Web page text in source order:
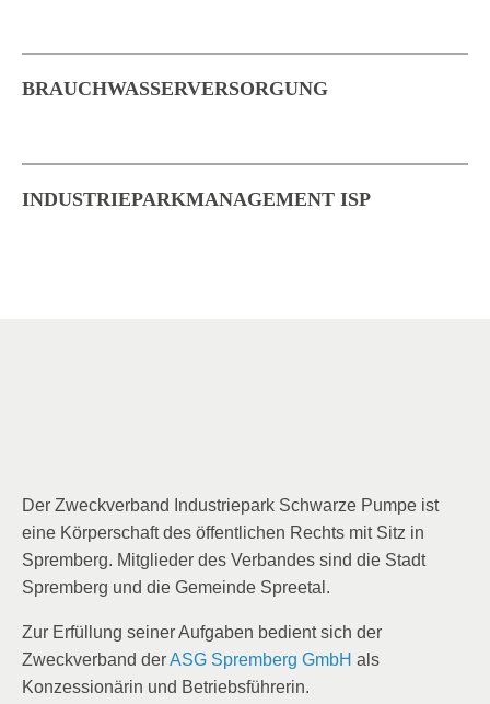
BRAUCHWASSERVERSORGUNG
INDUSTRIEPARKMANAGEMENT ISP
Der Zweckverband Industriepark Schwarze Pumpe ist
eine Körperschaft des öffentlichen Rechts mit Sitz in
Spremberg. Mitglieder des Verbandes sind die Stadt
Spremberg und die Gemeinde Spreetal.
Zur Erfüllung seiner Aufgaben bedient sich der
Zweckverband derASG Spremberg GmbH als
Konzessionärin und Betriebsführerin.